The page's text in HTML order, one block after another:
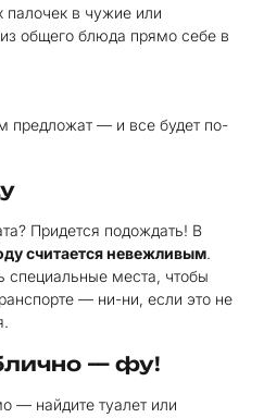
палочек в чужие или
общего блюда прямо себе в
предложат — и все будет по-
Придется подождать! В
считается невежливым.
специальные места, чтобы
— ни-ни, если это не
— фу!
— найдите туалет или